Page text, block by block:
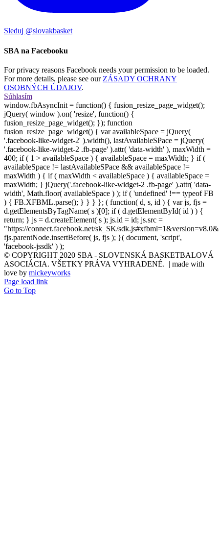
Sleduj @slovakbasket
SBA na Facebooku
For privacy reasons Facebook needs your permission to be loaded.
For more details, please see our ZÁSADY OCHRANY
OSOBNÝCH ÚDAJOV.
Súhlasím
window.fbAsyncInit = function() { fusion_resize_page_widget();
jQuery( window ).on( 'resize', function() {
fusion_resize_page_widget(); }); function
fusion_resize_page_widget() { var availableSpace = jQuery(
'.facebook-like-widget-2' ).width(), lastAvailableSPace = jQuery(
'.facebook-like-widget-2 .fb-page' ).attr( 'data-width' ), maxWidth =
400; if ( 1 > availableSpace ) { availableSpace = maxWidth; } if (
availableSpace != lastAvailableSPace && availableSpace !=
maxWidth ) { if ( maxWidth < availableSpace ) { availableSpace =
maxWidth; } jQuery('.facebook-like-widget-2 .fb-page' ).attr( 'data-
width', Math.floor( availableSpace ) ); if ( 'undefined' !== typeof FB
) { FB.XFBML.parse(); } } } }; ( function( d, s, id ) { var js, fjs =
d.getElementsByTagName( s )[0]; if ( d.getElementById( id ) ) {
return; } js = d.createElement( s ); js.id = id; js.src =
"https://connect.facebook.net/sk_SK/
fjs.parentNode.insertBefore( js, fjs ); }( document, 'script',
'facebook-jssdk' ) );
© COPYRIGHT 2020 SBA - SLOVENSKÁ BASKETBALOVÁ
ASOCIÁCIA. VŠETKY PRÁVA VYHRADENÉ. | made with
love by mickeyworks
Page load link
Go to Top